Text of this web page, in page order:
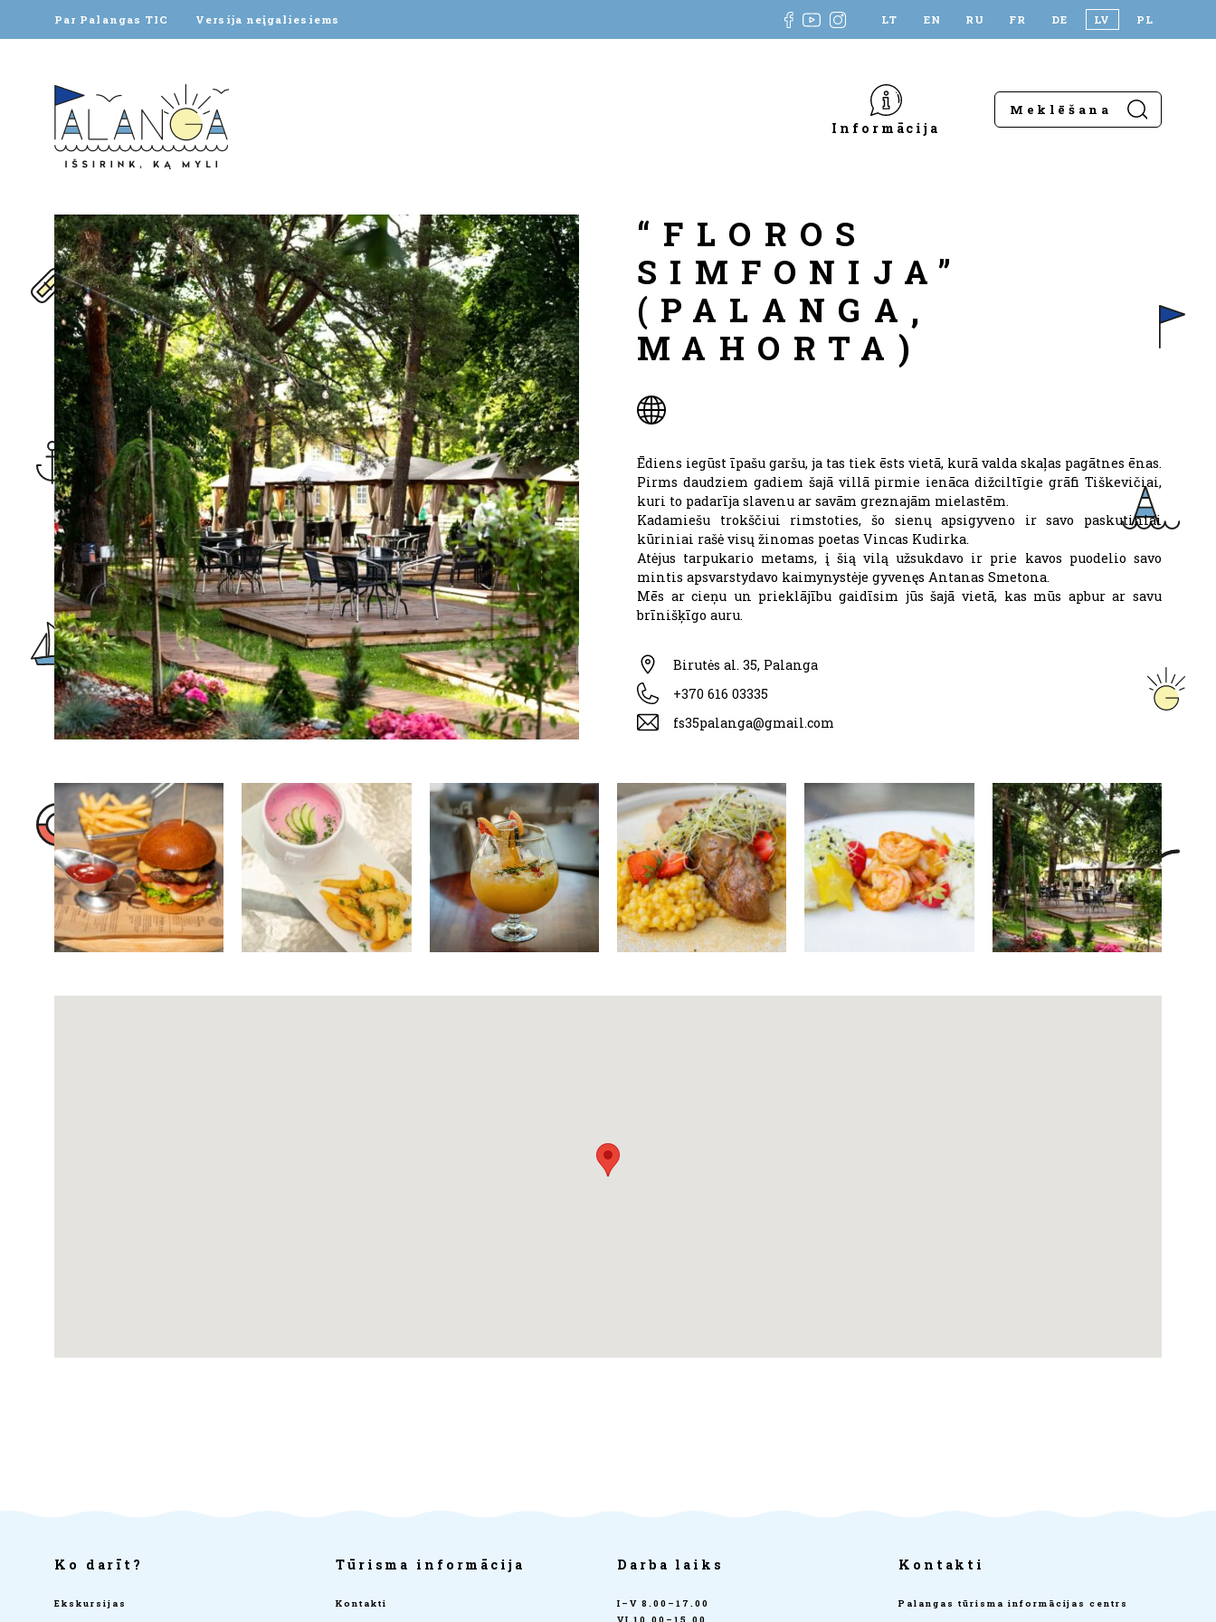
Par Palangas TIC Versija neįgaliesiems LT EN RU FR DE LV PL
Informācija
“FLOROS
SIMFONIJA”
(PALANGA,
MAHORTA)
Ēdiens iegūst īpašu garšu, ja tas tiek ēsts vietā, kurā valda skaļas pagātnes ēnas.
Pirms daudziem gadiem šajā villā pirmie ienāca dižciltīgie grāfi Tiškevičiai,
kuri to padarīja slavenu ar savām greznajām mielastēm.
Kadamiešu trokščiui rimstoties, šo sienų apsigyveno ir savo paskutiniai
kūriniai rašė visų žinomas poetas Vincas Kudirka.
Atėjus tarpukario metams, į šią vilą užsukdavo ir prie kavos puodelio savo
mintis apsvarstydavo kaimynystėje gyvenęs Antanas Smetona.
Mēs ar cieņu un prieklājību gaidīsim jūs šajā vietā, kas mūs apbur ar savu
brīnišķīgo auru.
Birutės al. 35, Palanga
+370 616 03335
fs35palanga@gmail.com
Ko darīt?
Ekskursijas
Tūrisma informācija
Kontakti
Darba laiks
I–V 8.00–17.00
Kontakti
Palangas tūrisma informācijas centrs